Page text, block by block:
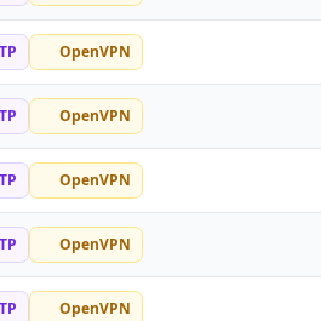
OpenVPN
OpenVPN
OpenVPN
OpenVPN
OpenVPN